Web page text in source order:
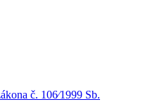
č. 106⁄1999 Sb.